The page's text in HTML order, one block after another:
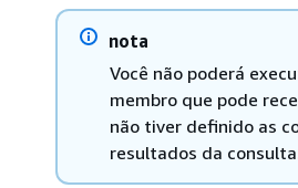
nota
Você não poderá
membro que pode
não tiver definido as
resultados da